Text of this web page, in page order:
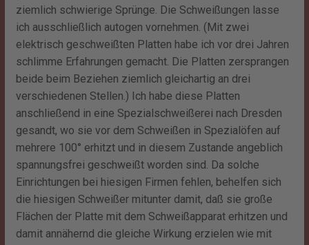
ziemlich schwierige Sprünge. Die Schweißungen lasse
ich ausschließlich autogen vornehmen. (Mit zwei
elektrisch geschweißten Platten habe ich vor drei Jahren
schlimme Erfahrungen gemacht. Die Platten zersprangen
beide beim Beziehen ziemlich gleichartig an drei
verschiedenen Stellen.) Ich habe diese Platten
anschließend in eine Spezialschweißerei nach Dresden
gesandt, wo sie vor dem Schweißen in Spezialöfen auf
mehrere 100° erhitzt und in diesem Zustande angeblich
spannungsfrei geschweißt worden sind. Da solche
Einrichtungen bei hiesigen Firmen fehlen, behelfen sich
die hiesigen Schweißer mitunter damit, daß sie große
Flächen der Platte mit dem Schweißapparat erhitzen und
damit annähernd die gleiche Wirkung erzielen wie mit